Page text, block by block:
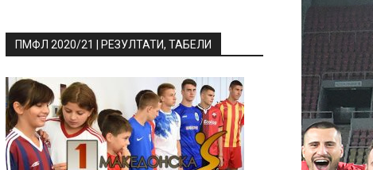
ПМФЛ 2020/21 | РЕЗУЛТАТИ, ТАБЕЛИ